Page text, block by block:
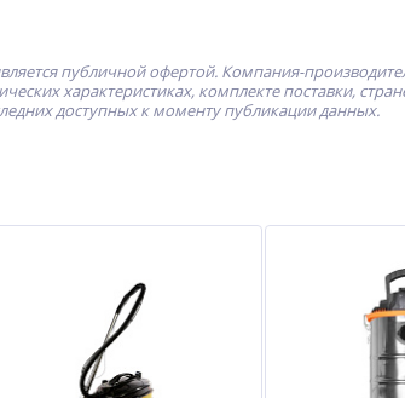
публичной офертой. Компания-
характеристиках, комплекте поставки,
доступных к моменту публикации данных.